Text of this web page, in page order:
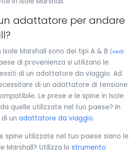
adattatore per andare
Marshall sono dei tipi A & B (vedi
di provenienza si utilizano le
di un adattatore da viaggio. Ad
di un adattatore di tensione
Le prese e le spine in Isole
quelle utilizzate nel tuo paese? In
un adattatore da viaggio.
spine utilizzate nel tuo paese siano le
Marshall? Utilizza lo strumento